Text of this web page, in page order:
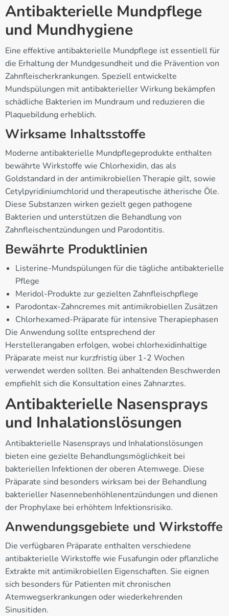
Antibakterielle Mundpflege
und Mundhygiene
Eine effektive antibakterielle Mundpflege ist essentiell für
die Erhaltung der Mundgesundheit und die Prävention von
Zahnfleischerkrankungen. Speziell entwickelte
Mundspülungen mit antibakterieller Wirkung bekämpfen
schädliche Bakterien im Mundraum und reduzieren die
Plaquebildung erheblich.
Wirksame Inhaltsstoffe
Moderne antibakterielle Mundpflegeprodukte enthalten
bewährte Wirkstoffe wie Chlorhexidin, das als
Goldstandard in der antimikrobiellen Therapie gilt, sowie
Cetylpyridiniumchlorid und therapeutische ätherische Öle.
Diese Substanzen wirken gezielt gegen pathogene
Bakterien und unterstützen die Behandlung von
Zahnfleischentzündungen und Parodontitis.
Bewährte Produktlinien
Listerine-Mundspülungen für die tägliche antibakterielle
Pflege
Meridol-Produkte zur gezielten Zahnfleischpflege
Parodontax-Zahncremes mit antimikrobiellen Zusätzen
Chlorhexamed-Präparate für intensive Therapiephasen
Die Anwendung sollte entsprechend der
Herstellerangaben erfolgen, wobei chlorhexidinhaltige
Präparate meist nur kurzfristig über 1-2 Wochen
verwendet werden sollten. Bei anhaltenden Beschwerden
empfiehlt sich die Konsultation eines Zahnarztes.
Antibakterielle Nasensprays
und Inhalationslösungen
Antibakterielle Nasensprays und Inhalationslösungen
bieten eine gezielte Behandlungsmöglichkeit bei
bakteriellen Infektionen der oberen Atemwege. Diese
Präparate sind besonders wirksam bei der Behandlung
bakterieller Nasennebenhöhlenentzündungen und dienen
der Prophylaxe bei erhöhtem Infektionsrisiko.
Anwendungsgebiete und Wirkstoffe
Die verfügbaren Präparate enthalten verschiedene
antibakterielle Wirkstoffe wie Fusafungin oder pflanzliche
Extrakte mit antimikrobiellen Eigenschaften. Sie eignen
sich besonders für Patienten mit chronischen
Atemwegserkrankungen oder wiederkehrenden
Sinusitiden.